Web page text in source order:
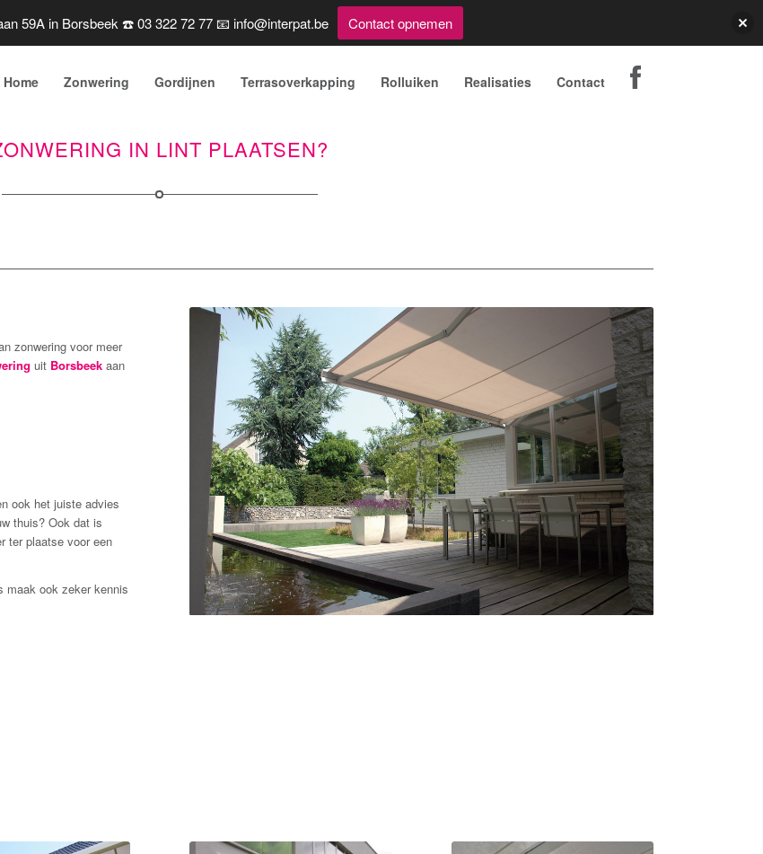
Home Zonwering Gordijnen Terrasoverkapping Rolluiken Realisaties Contact
IN LINT PLAATSEN?
zonwering voor meer
uit Borsbeek aan
ook het juiste advies
thuis? Ook dat is
ter plaatse voor een
maak ook zeker kennis
59A in Borsbeek ☎️ 03 322 72 77 📧 info@interpat.be Contact opnemen